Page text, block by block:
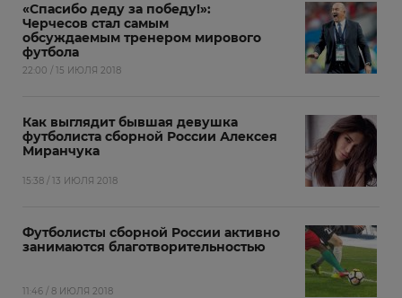
«Спасибо деду за победу!»:
Черчесов стал самым
обсуждаемым тренером мирового
футбола
22:00 / 15 ИЮЛЯ 2018
Как выглядит бывшая девушка
футболиста сборной России Алексея
Миранчука
15:38 / 13 ИЮЛЯ 2018
Футболисты сборной России активно
занимаются благотворительностью
11:46 / 8 ИЮЛЯ 2018